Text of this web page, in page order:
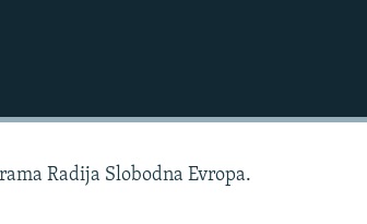
Radija Slobodna Evropa.